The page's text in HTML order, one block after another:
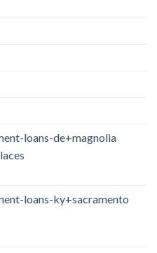
loans-de+magnolia
loans-ky+sacramento